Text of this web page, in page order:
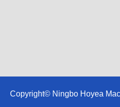
Copyright© Ningbo Hoyea